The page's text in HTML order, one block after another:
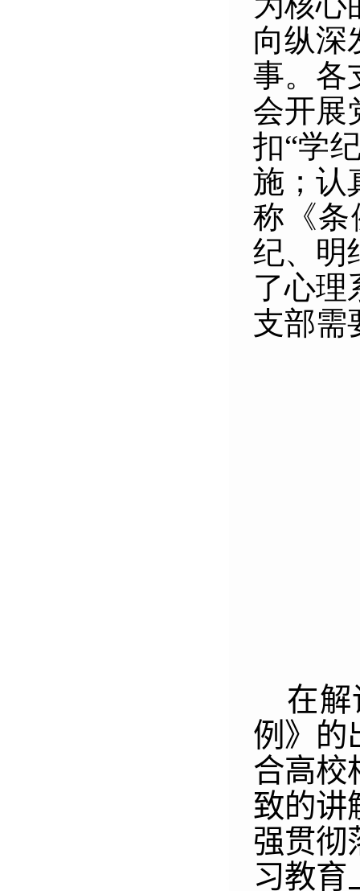
向纵深
事。各
会开展
扣“学
施；认
称《条
纪、明
了心理
支部需
在
例》的
合高校
致的讲
强贯彻
习教育